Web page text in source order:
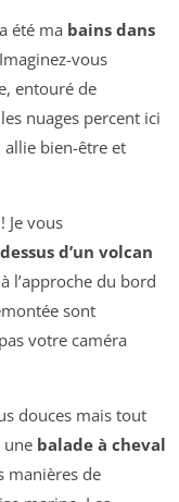
été ma bains dans
vous
entouré de
nuages percent ici
allie bien-être et
Je vous
d’un volcan
l’approche du bord
sont
votre caméra
douces mais tout
une balade à cheval
manières de